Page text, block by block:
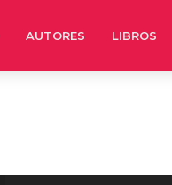
AUTORES LIBROS